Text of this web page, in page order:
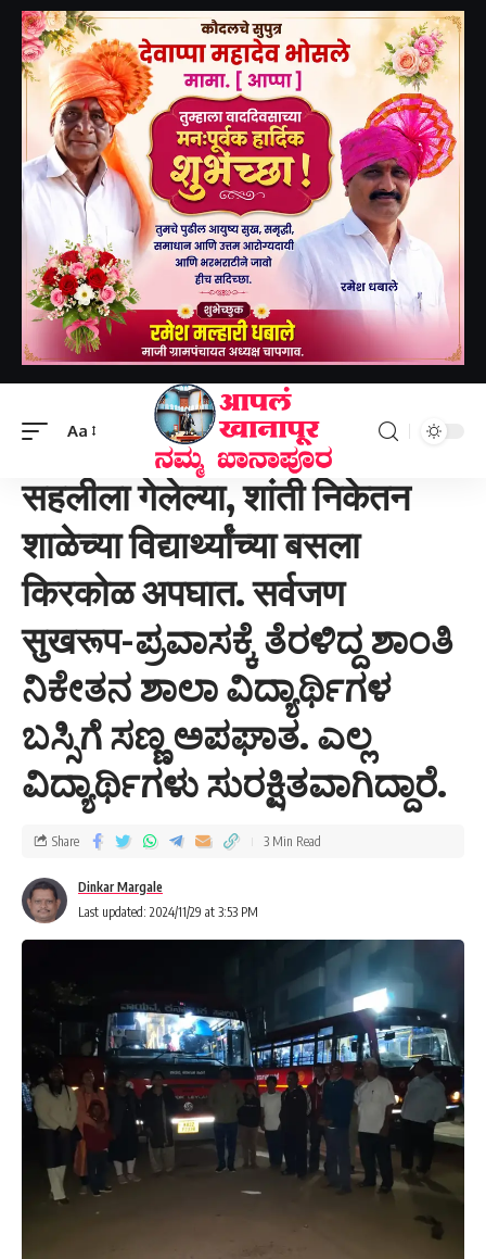
Aa
खानापूर तालुका>सहलीला गेलेल्या, शांती निकेतन शाळेच्या विद्यार्थ्यांच्या बसला किरकोळ अपघात. सर्वजण सुखरूप-ಪ್ರವಾಸಕ್ಕೆ ತೆರಳಿದ್ದ ಶಾಂತಿ ನಿಕೇತನ ಶಾಲಾ ವಿದ್ಯಾರ್ಥಿಗಳ ಬಸ್ಸಿಗೆ ಸಣ್ಣ ಅಪಘಾತ. ಎಲ್ಲ ವಿದ್ಯಾರ್ಥಿಗಳು ಸುರಕ್ಷಿತವಾಗಿದ್ದಾರೆ.
सहलीला गेलेल्या, शांती निकेतन
शाळेच्या विद्यार्थ्यांच्या बसला
किरकोळ अपघात. सर्वजण
सुखरूप-ಪ್ರವಾಸಕ್ಕೆ ತೆರಳಿದ್ದ ಶಾಂತಿ
ನಿಕೇತನ ಶಾಲಾ ವಿದ್ಯಾರ್ಥಿಗಳ
ಬಸ್ಸಿಗೆ ಸಣ್ಣ ಅಪಘಾತ. ಎಲ್ಲ
ವಿದ್ಯಾರ್ಥಿಗಳು ಸುರಕ್ಷಿತವಾಗಿದ್ದಾರೆ.
Last updated: 2024/11/29 at 3:53 PM
Dinkar Margale
Share 3 Min Read